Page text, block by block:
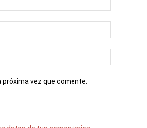
vez que comente.